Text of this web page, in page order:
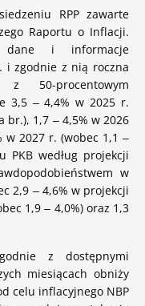
Pocztowy.
RPP zawarte
Raportu o Inflacji.
dane i informacje
i zgodnie z nią roczna
50-procentowym
3,5 – 4,4% w 2025 r.
br.), 1,7 – 4,5% w 2026
w 2027 r. (wobec 1,1 –
PKB według projekcji
w
2,9 – 4,6% w projekcji
1,9 – 4,0%) oraz 1,3
z dostępnymi
miesiącach obniży
celu inflacyjnego NBP